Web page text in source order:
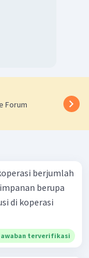
Forum
berjumlah
berupa
di koperasi
terverifikasi